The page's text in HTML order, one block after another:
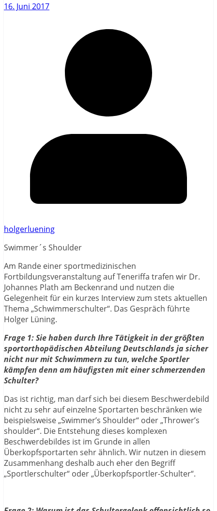
16. Juni 2017
holgerluening
Swimmer´s Shoulder
Am Rande einer sportmedizinischen
Fortbildungsveranstaltung auf Teneriffa trafen wir Dr.
Johannes Plath am Beckenrand und nutzen die
Gelegenheit für ein kurzes Interview zum stets aktuellen
Thema „Schwimmerschulter“. Das Gespräch führte
Holger Lüning.
Frage 1: Sie haben durch Ihre Tätigkeit in der größten
sportorthopädischen Abteilung Deutschlands ja sicher
nicht nur mit Schwimmern zu tun, welche Sportler
kämpfen denn am häufigsten mit einer schmerzenden
Schulter?
Das ist richtig, man darf sich bei diesem Beschwerdebild
nicht zu sehr auf einzelne Sportarten beschränken wie
beispielsweise „Swimmer’s Shoulder“ oder „Thrower’s
shoulder“. Die Entstehung dieses komplexen
Beschwerdebildes ist im Grunde in allen
Überkopfsportarten sehr ähnlich. Wir nutzen in diesem
Zusammenhang deshalb auch eher den Begriff
„Sportlerschulter“ oder „Überkopfsportler-Schulter“.